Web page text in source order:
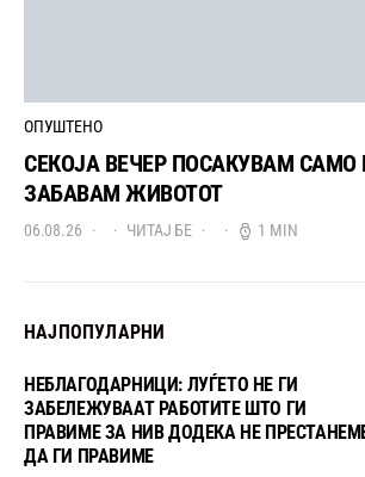
ОПУШТЕНО
СЕКОЈА ВЕЧЕР ПОСАКУВАМ САМО
ЗАБАВАМ ЖИВОТОТ
06.08.26 ЧИТАЈ БЕ 1 MIN
НАЈПОПУЛАРНИ
НЕБЛАГОДАРНИЦИ: ЛУЃЕТО НЕ ГИ
ЗАБЕЛЕЖУВААТ РАБОТИТЕ ШТО ГИ
ПРАВИМЕ ЗА НИВ ДОДЕКА НЕ
ДА ГИ ПРАВИМЕ